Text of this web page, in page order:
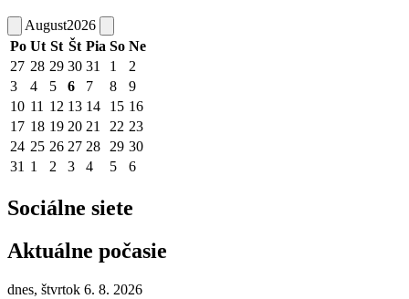
August2026
Po Ut St Št Pia So Ne
27 28 29 30 31 1
2
3
4 5 6 7 8
9
10 11 12 13 14 15 16
17 18 19 20 21 22 23
24 25 26 27 28 29 30
31 1 2 3 4 5 6
Sociálne siete
Aktuálne počasie
dnes, štvrtok 6. 8. 2026